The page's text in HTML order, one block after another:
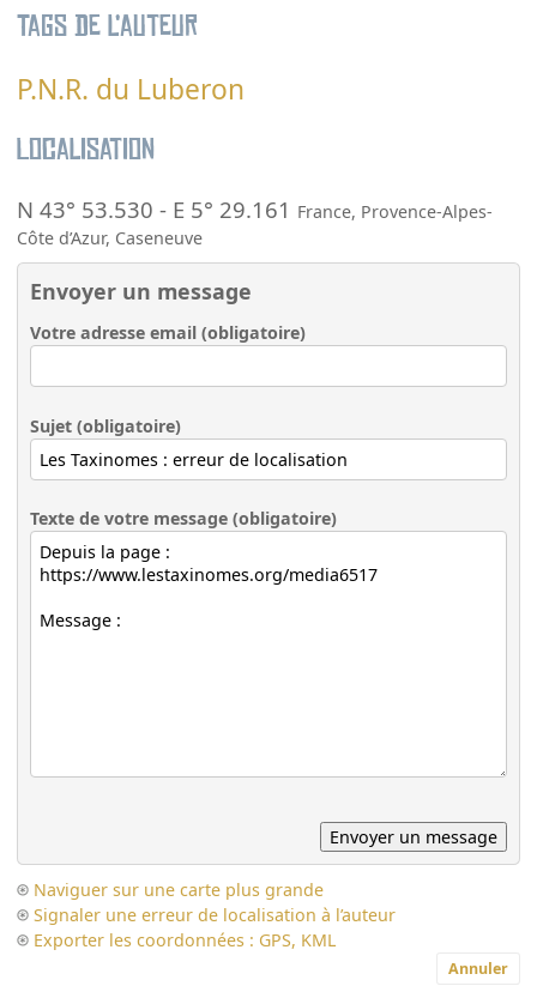
Tags de l’auteur
P.N.R. du Luberon
Localisation
N 43° 53.530 - E 5° 29.161 France, Provence-Alpes-
Côte d’Azur, Caseneuve
Envoyer un message
Votre adresse email (obligatoire)
Sujet (obligatoire)
Texte de votre message (obligatoire)
Naviguer sur une carte plus grande
Signaler une erreur de localisation à l’auteur
Exporter les coordonnées : GPS, KML
Annuler